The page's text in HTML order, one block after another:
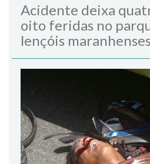
Acidente deixa
oito feridas no
lençóis maranhenses